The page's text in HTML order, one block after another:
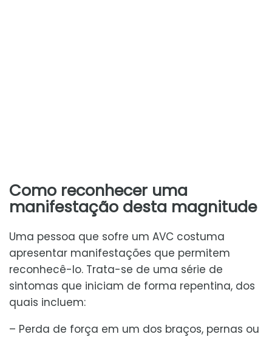
Como reconhecer uma
manifestação desta magnitude
Uma pessoa que sofre um AVC costuma
apresentar manifestações que permitem
reconhecê-lo. Trata-se de uma série de
sintomas que iniciam de forma repentina, dos
quais incluem:
– Perda de força em um dos braços, pernas ou